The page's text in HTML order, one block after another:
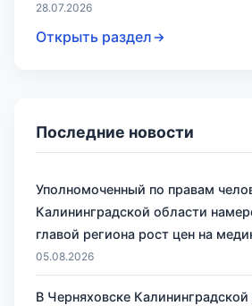
28.07.2026
Открыть раздел
Последние новости
Уполномоченный по правам
Калининградской области
главой региона рост цен на
05.08.2026
В Черняховске Калининградской